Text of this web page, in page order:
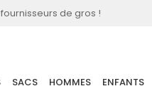
de gros !
SACS HOMMES ENFANTS